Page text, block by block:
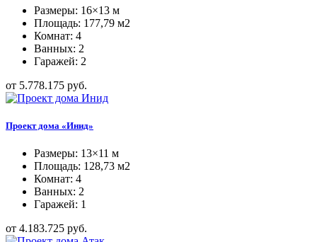
Размеры: 16×13 м
Площадь: 177,79 м2
Комнат: 4
Ванных: 2
Гаражей: 2
от 5.778.175 руб.
Проект дома «Инид»
Размеры: 13×11 м
Площадь: 128,73 м2
Комнат: 4
Ванных: 2
Гаражей: 1
от 4.183.725 руб.